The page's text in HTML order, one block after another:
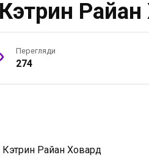
Райан
Перегляди
274
Кэтрин Райан Ховард